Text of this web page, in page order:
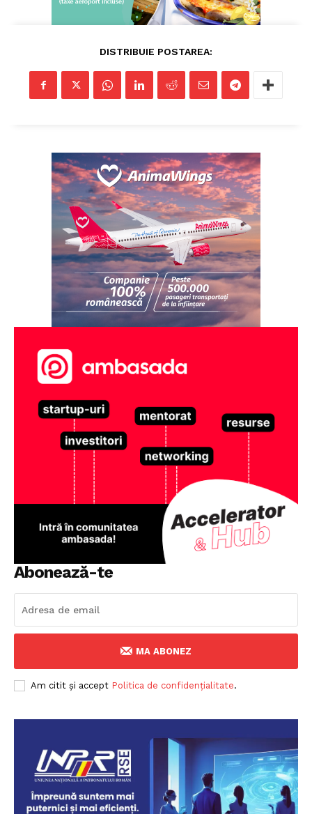
Politica de Confidențialitate
DISTRIBUIE POSTAREA:
Abonează-te
MA ABONEZ
Am citit și accept Politica de confidențialitate.